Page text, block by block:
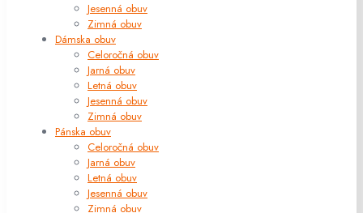
Jesenná obuv
Zimná obuv
Dámska obuv
Celoročná obuv
Jarná obuv
Letná obuv
Jesenná obuv
Zimná obuv
Pánska obuv
Celoročná obuv
Jarná obuv
Letná obuv
Jesenná obuv
Zimná obuv